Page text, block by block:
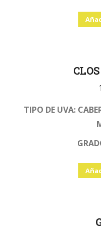
TIPO DE UVA: